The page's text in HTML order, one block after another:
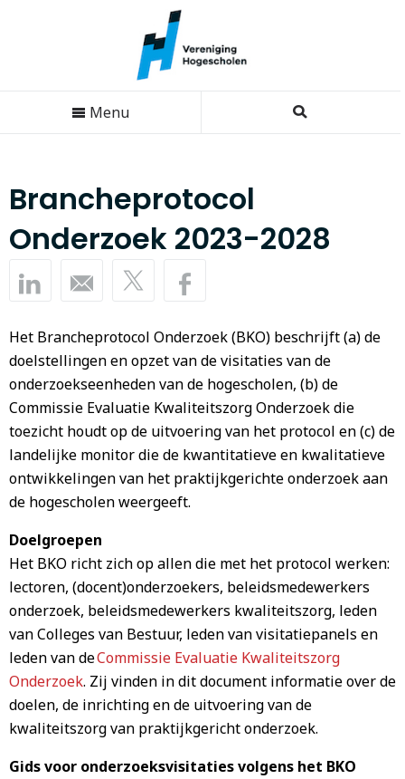
Menu
Brancheprotocol
Onderzoek 2023-2028
Het Brancheprotocol Onderzoek (BKO) beschrijft (a) de
doelstellingen en opzet van de visitaties van de
onderzoekseenheden van de hogescholen, (b) de
Commissie Evaluatie Kwaliteitszorg Onderzoek die
toezicht houdt op de uitvoering van het protocol en (c) de
landelijke monitor die de kwantitatieve en kwalitatieve
ontwikkelingen van het praktijkgerichte onderzoek aan
de hogescholen weergeeft.
Doelgroepen
Het BKO richt zich op allen die met het protocol werken:
lectoren, (docent)onderzoekers, beleidsmedewerkers
onderzoek, beleidsmedewerkers kwaliteitszorg, leden
van Colleges van Bestuur, leden van visitatiepanels en
leden van deCommissie Evaluatie Kwaliteitszorg
Onderzoek. Zij vinden in dit document informatie over de
doelen, de inrichting en de uitvoering van de
kwaliteitszorg van praktijkgericht onderzoek.
Gids voor onderzoeksvisitaties volgens het BKO